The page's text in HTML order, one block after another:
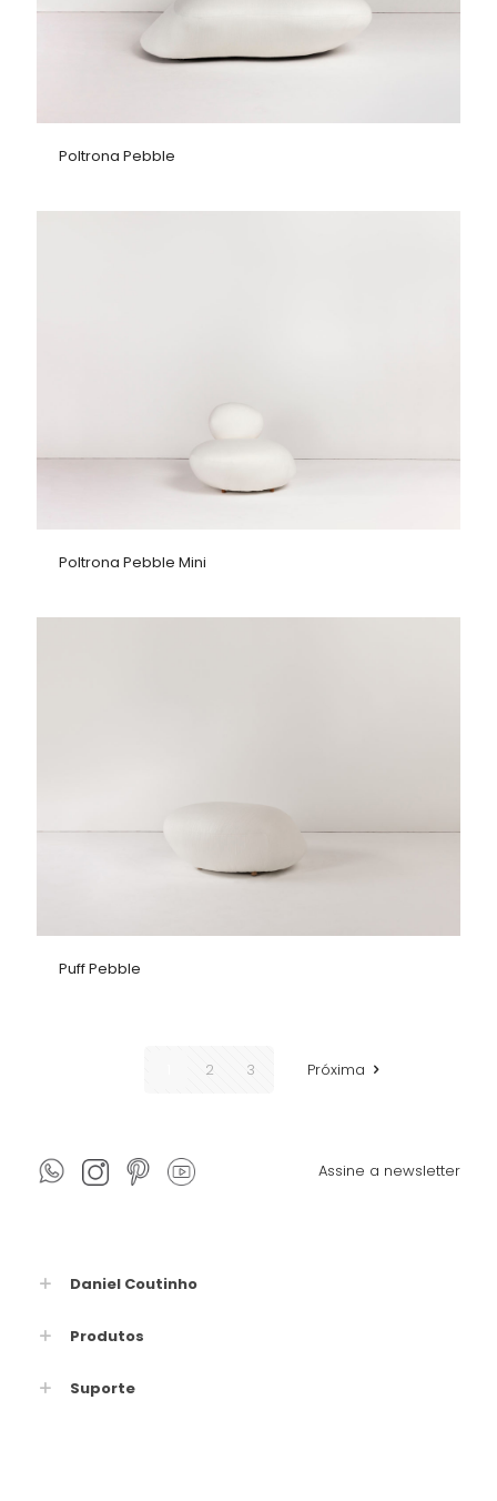
Poltrona Pebble
Poltrona Pebble Mini
Puff Pebble
2 3 Próxima
Daniel Coutinho
Produtos
Suporte
Assine a newsletter